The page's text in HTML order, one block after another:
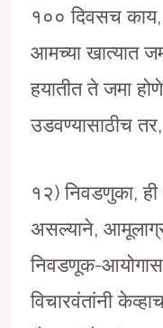
१०० दिवसच
आमच्या खात्यात
हयातीत ते जमा
उडवण्यासाठीच
१२) निवडणुका, ही
असल्याने,
निवडणूक-
विचारवंतांनी